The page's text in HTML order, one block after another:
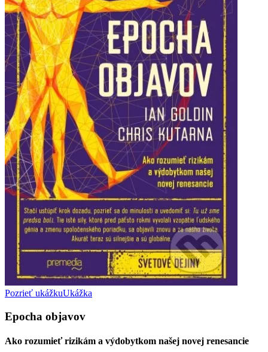
Pozrieť ukážkuUkážka
Epocha objavov
Ako rozumieť rizikám a výdobytkom našej novej renesancie